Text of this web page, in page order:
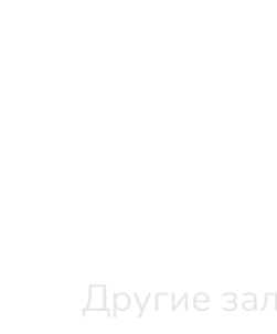
Другие